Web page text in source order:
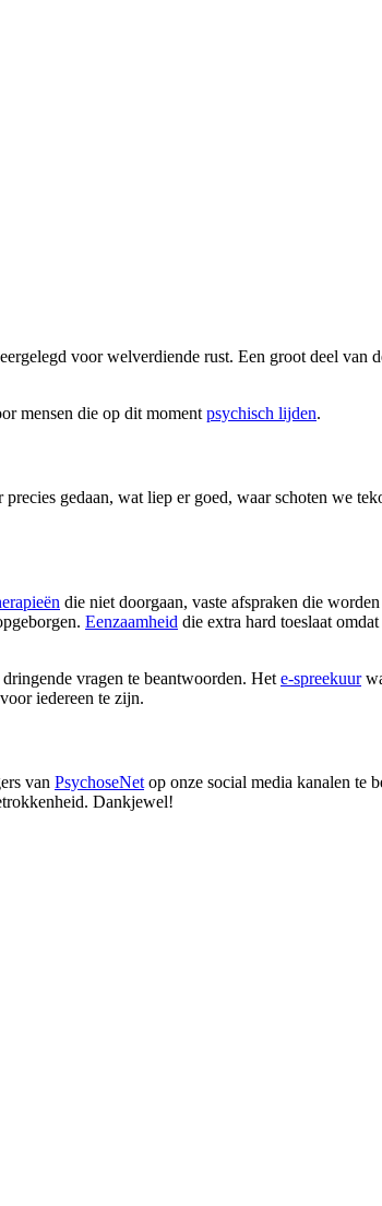
voor welverdiende rust. Een groot deel van
mensen die op dit moment psychisch lijden.
gedaan, wat liep er goed, waar schoten we
die niet doorgaan, vaste afspraken die
Eenzaamheid die extra hard toeslaat
vragen te beantwoorden. Het e-spreekuur
iedereen te zijn.
van PsychoseNet op onze social media kanalen te
Dankjewel!